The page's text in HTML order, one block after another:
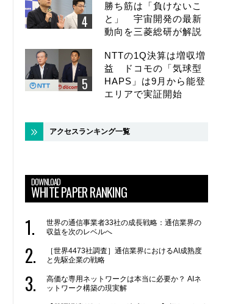
勝ち筋は「負けないこ
と」 宇宙開発の最新
動向を三菱総研が解説
NTTの1Q決算は増収増
益 ドコモの「気球型
HAPS」は9月から能登
エリアで実証開始
アクセスランキング一覧
DOWNLOAD
WHITE PAPER RANKING
世界の通信事業者33社の成長戦略：通信業界の
収益を次のレベルへ
［世界4473社調査］通信業界におけるAI成熟度
と先駆企業の戦略
高価な専用ネットワークは本当に必要か？ AIネ
ットワーク構築の現実解